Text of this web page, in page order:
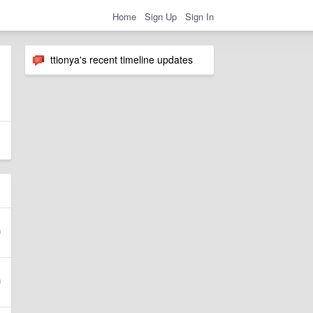
Home Sign Up Sign In
ttionya's recent timeline updates